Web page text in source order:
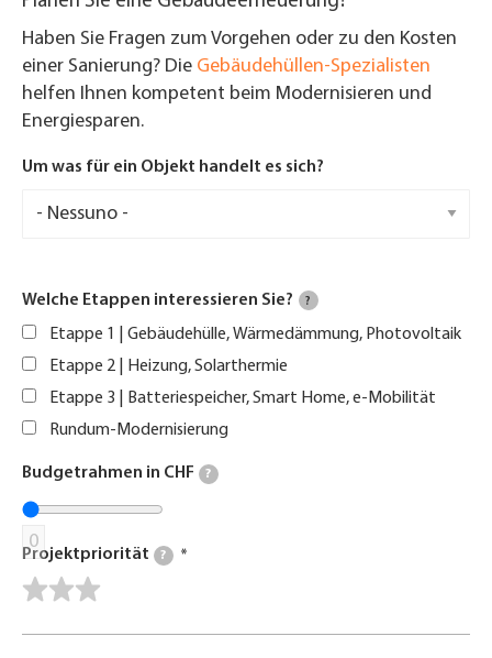
Haben Sie Fragen zum Vorgehen oder zu den Kosten
einer Sanierung? Die Gebäudehüllen-Spezialisten
helfen Ihnen kompetent beim Modernisieren und
Energiesparen.
Um was für ein Objekt handelt es sich?
Welche Etappen interessieren Sie? ?
Etappe 1 | Gebäudehülle, Wärmedämmung, Photovoltaik
Etappe 2 | Heizung, Solarthermie
Etappe 3 | Batteriespeicher, Smart Home, e-Mobilität
Rundum-Modernisierung
Budgetrahmen in CHF ?
0
Projektpriorität ?